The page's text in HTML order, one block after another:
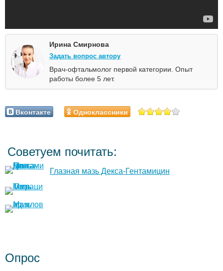
Ирина Смирнова
Задать вопрос автору
Врач-офтальмолог первой категории. Опыт
работы более 5 лет.
Вконтакте Одноклассники
Советуем почитать:
Глазная мазь Декса-Гентамицин
Опрос